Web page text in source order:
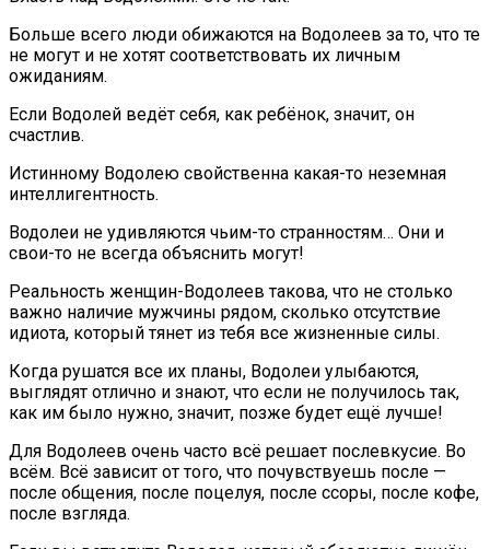
Больше всего люди обижаются на Водолеев за то, что те
не могут и не хотят соответствовать их личным
ожиданиям.
Если Водолей ведёт себя, как ребёнок, значит, он
счастлив.
Истинному Водолею свойственна какая-то неземная
интеллигентность.
Водолеи не удивляются чьим-то странностям… Они и
свои-то не всегда объяснить могут!
Реальность женщин-Водолеев такова, что не столько
важно наличие мужчины рядом, сколько отсутствие
идиота, который тянет из тебя все жизненные силы.
Когда рушатся все их планы, Водолеи улыбаются,
выглядят отлично и знают, что если не получилось так,
как им было нужно, значит, позже будет ещё лучше!
Для Водолеев очень часто всё решает послевкусие. Во
всём. Всё зависит от того, что почувствуешь после —
после общения, после поцелуя, после ссоры, после кофе,
после взгляда.